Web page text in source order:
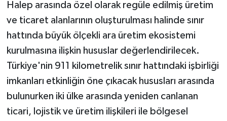
Halep arasında özel olarak regüle edilmiş üretim
ve ticaret alanlarının oluşturulması halinde sınır
hattında büyük ölçekli ara üretim ekosistemi
kurulmasına ilişkin hususlar değerlendirilecek.
Türkiye'nin 911 kilometrelik sınır hattındaki işbirliği
imkanları etkinliğin öne çıkacak hususları arasında
bulunurken iki ülke arasında yeniden canlanan
ticari, lojistik ve üretim ilişkileri ile bölgesel